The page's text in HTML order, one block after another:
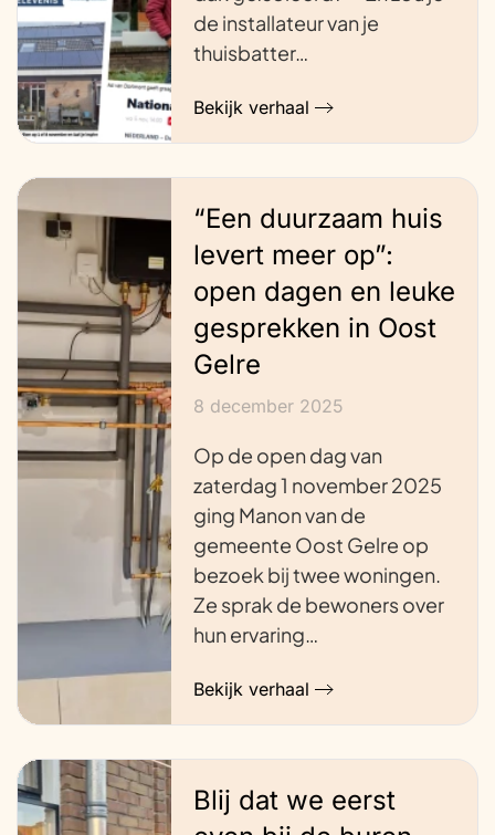
de installateur van je
thuisbatter…
Bekijk verhaal
“Een duurzaam huis
levert meer op”:
open dagen en leuke
gesprekken in Oost
Gelre
8 december 2025
Op de open dag van
zaterdag 1 november 2025
ging Manon van de
gemeente Oost Gelre op
bezoek bij twee woningen.
Ze sprak de bewoners over
hun ervaring…
Bekijk verhaal
Blij dat we eerst